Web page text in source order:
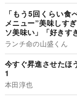
「もう5回くらい
メニュー”美味しす
ソ美味い」「好きす
ランチ命の山盛くん
今すぐ昇進させたほ
1
本田淳也